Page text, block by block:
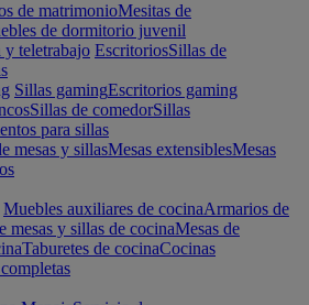
de matrimonioMesitas de
de dormitorio juvenil
teletrabajo EscritoriosSillas de
Sillas gamingEscritorios gaming
Sillas de comedorSillas
para sillas
mesas y sillasMesas extensiblesMesas
Muebles auxiliares de cocinaArmarios de
mesas y sillas de cocinaMesas de
Taburetes de cocinaCocinas